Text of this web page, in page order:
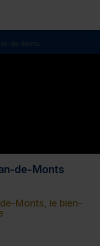
de-Monts
de-Monts
Monts, le bien-